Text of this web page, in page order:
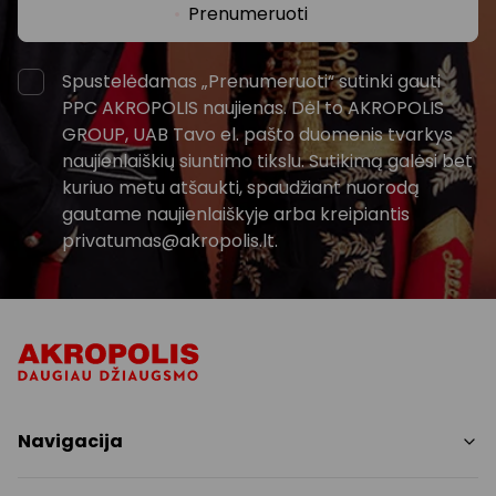
Prenumeruoti
Spustelėdamas „Prenumeruoti“ sutinki gauti
PPC AKROPOLIS naujienas. Dėl to AKROPOLIS
GROUP, UAB Tavo el. pašto duomenis tvarkys
naujienlaiškių siuntimo tikslu. Sutikimą galėsi bet
kuriuo metu atšaukti, spaudžiant nuorodą
gautame naujienlaiškyje arba kreipiantis
privatumas@akropolis.lt.
Navigacija